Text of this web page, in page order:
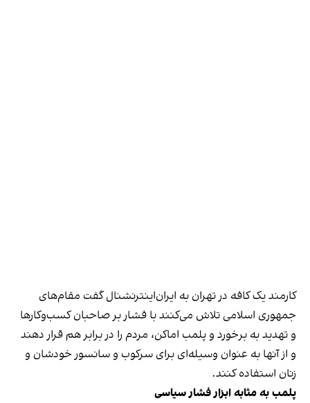
کارمند یک کافه در تهران به ایران‌اینترنشنال گفت مقام‌های
جمهوری اسلامی تلاش می‌کنند با فشار بر صاحبان کسب‌وکارها
و تهدید به برخورد و پلمب اماکن، مردم را در برابر هم قرار دهند
و از آنها به عنوان وسیله‌ای برای سرکوب و سانسور خودشان و
زنان استفاده کنند.
پلمب به مثابه ابزار فشار سیاسی